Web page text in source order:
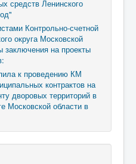
средств Ленинского
Контрольно-счетной
округа Московской
заключения на проекты
к проведению КМ
контрактов на
дворовых территорий в
Московской области в